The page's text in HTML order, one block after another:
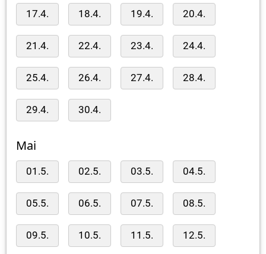
17.4. 18.4. 19.4. 20.4.
21.4. 22.4. 23.4. 24.4.
25.4. 26.4. 27.4. 28.4.
29.4. 30.4.
Mai
01.5. 02.5. 03.5. 04.5.
05.5. 06.5. 07.5. 08.5.
09.5. 10.5. 11.5. 12.5.